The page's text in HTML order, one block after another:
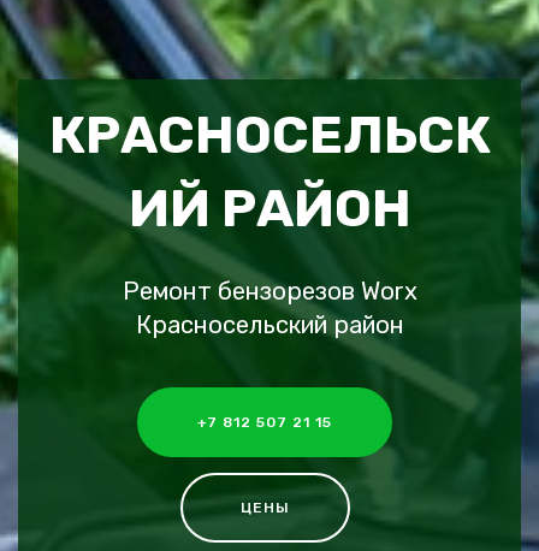
КРАСНОСЕЛЬСК
ИЙ РАЙОН
Ремонт бензорезов Worx
Красносельский район
+7 812 507 21 15
ЦЕНЫ